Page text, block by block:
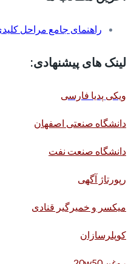
راهنمای جامع مراحل
لینک های پیشنهادی:
ویکی پدیا فارسی
دانشگاه صنعتی اصفهان
دانشگاه صنعت نفت
رپورتاژ آگهی
میکسر و خمیرگیر قنادی
کوپلرسازان